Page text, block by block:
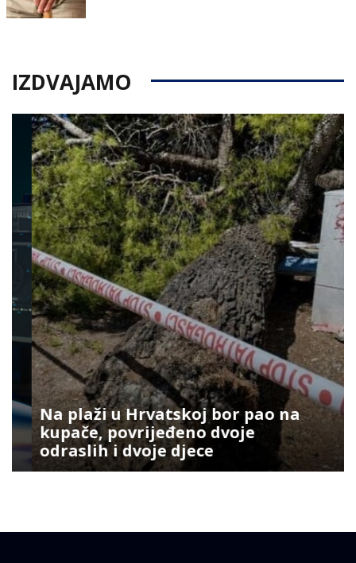
IZDVAJAMO
Na plaži u Hrvatskoj bor pao na
kupače, povrijeđeno dvoje
odraslih i dvoje djece